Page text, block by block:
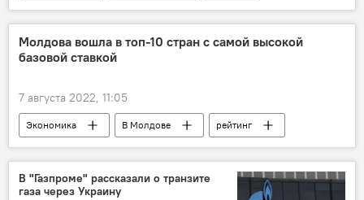
Молдова вошла в топ-10 стран с самой высокой
базовой ставкой
7 августа 2022, 11:05
Экономика В Молдове
рейтинг
ставка
В "Газпроме" рассказали о транзите
газа через Украину